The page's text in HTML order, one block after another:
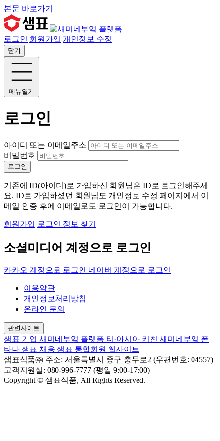
본문 바로가기
로그인 회원가입 개인정보 수정
닫기
메뉴열기
로그인
아이디 또는 이메일주소
비밀번호
로그인
기존에 ID(아이디)로 가입하신 회원님은 ID로 로그인해주세
요. ID로 가입하셨던 회원님도 개인정보 수정 페이지에서 이
메일 인증 후에 이메일로도 로그인이 가능합니다.
회원가입 로그인 정보 찾기
소셜미디어 계정으로 로그인
카카오 계정으로 로그인 네이버 계정으로 로그인
이용약관
개인정보처리방침
온라인 문의
관련사이트
샘표 기업 새미네부엌 플랫폼 티·아시아 키친 새미네부엌 폰
타나 샘표 채용 샘표 통합회원 웹사이트
샘표식품㈜ 주소: 서울특별시 중구 충무로2 (우편번호: 04557)
고객지원실: 080-996-7777 (평일 9:00-17:00)
Copyright © 샘표식품, All Rights Reserved.